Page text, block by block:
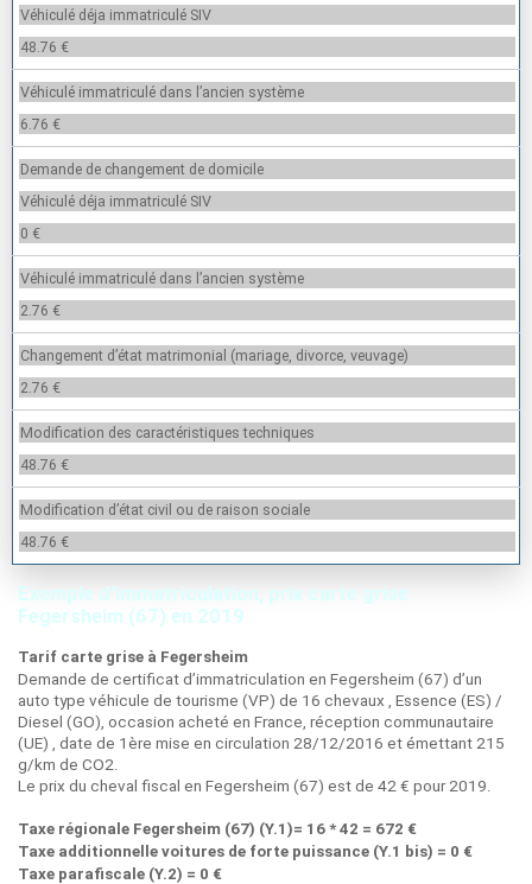
Véhiculé déja immatriculé SIV
48.76 €
Véhiculé immatriculé dans l’ancien système
6.76 €
Demande de changement de domicile
Véhiculé déja immatriculé SIV
0 €
Véhiculé immatriculé dans l’ancien système
2.76 €
Changement d’état matrimonial (mariage, divorce, veuvage)
2.76 €
Modification des caractéristiques techniques
48.76 €
Modification d’état civil ou de raison sociale
48.76 €
Exemple d’immatriculation, prix carte grise
Fegersheim (67) en 2019
Tarif carte grise à Fegersheim
Demande de certificat d’immatriculation en Fegersheim (67) d’un
auto type véhicule de tourisme (VP) de 16 chevaux , Essence (ES) /
Diesel (GO), occasion acheté en France, réception communautaire
(UE) , date de 1ère mise en circulation 28/12/2016 et émettant 215
g/km de CO2.
Le prix du cheval fiscal en Fegersheim (67) est de 42 € pour 2019.
Taxe régionale Fegersheim (67) (Y.1)= 16 * 42 = 672 €
Taxe additionnelle voitures de forte puissance (Y.1 bis) = 0 €
Taxe parafiscale (Y.2) = 0 €